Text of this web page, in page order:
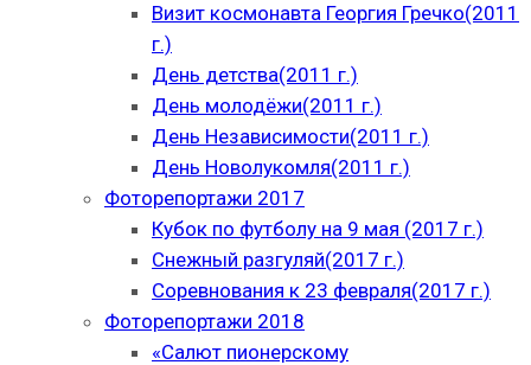
Визит космонавта Георгия Гречко(2011
г.)
День детства(2011 г.)
День молодёжи(2011 г.)
День Независимости(2011 г.)
День Новолукомля(2011 г.)
Фоторепортажи 2017
Кубок по футболу на 9 мая (2017 г.)
Снежный разгуляй(2017 г.)
Соревнования к 23 февраля(2017 г.)
Фоторепортажи 2018
«Салют пионерскому